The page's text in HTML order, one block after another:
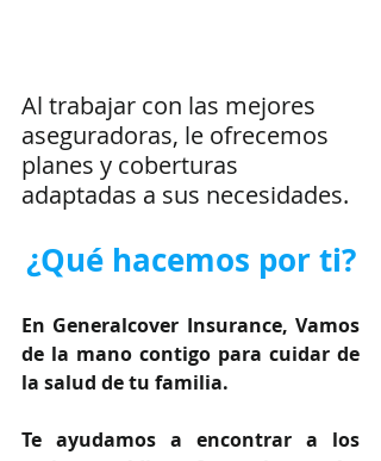
Al trabajar con las mejores
aseguradoras, le ofrecemos
planes y coberturas
adaptadas a sus necesidades.
¿Qué hacemos por ti?
En Generalcover Insurance, Vamos
de la mano contigo para cuidar de
la salud de tu familia.
Te ayudamos a encontrar a los